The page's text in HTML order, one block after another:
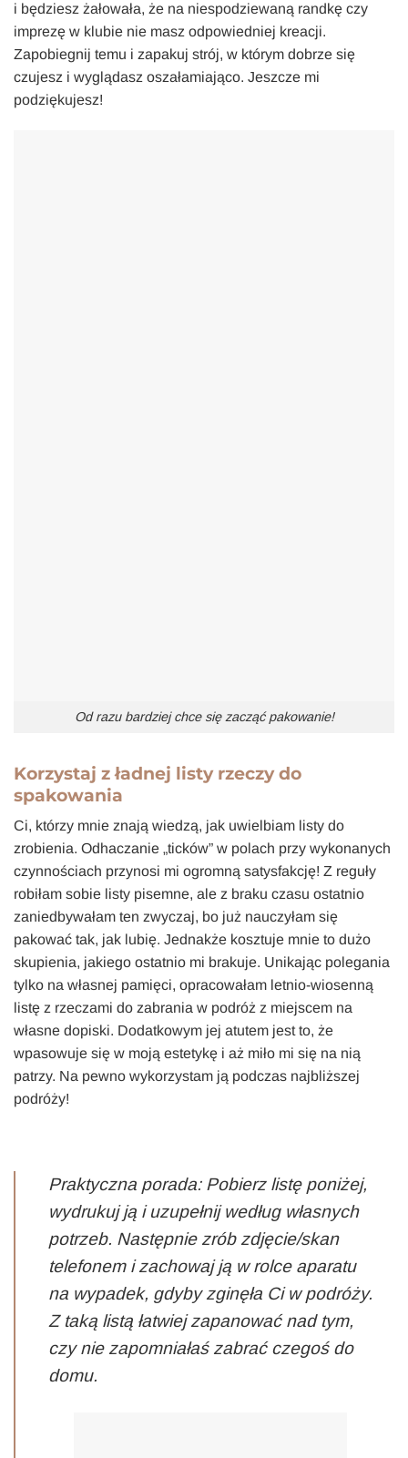
i będziesz żałowała, że na niespodziewaną randkę czy
imprezę w klubie nie masz odpowiedniej kreacji.
Zapobiegnij temu i zapakuj strój, w którym dobrze się
czujesz i wyglądasz oszałamiająco. Jeszcze mi
podziękujesz!
Od razu bardziej chce się zacząć pakowanie!
Korzystaj z ładnej listy rzeczy do
spakowania
Ci, którzy mnie znają wiedzą, jak uwielbiam listy do
zrobienia. Odhaczanie „ticków” w polach przy wykonanych
czynnościach przynosi mi ogromną satysfakcję! Z reguły
robiłam sobie listy pisemne, ale z braku czasu ostatnio
zaniedbywałam ten zwyczaj, bo już nauczyłam się
pakować tak, jak lubię. Jednakże kosztuje mnie to dużo
skupienia, jakiego ostatnio mi brakuje. Unikając polegania
tylko na własnej pamięci, opracowałam letnio-wiosenną
listę z rzeczami do zabrania w podróż z miejscem na
własne dopiski. Dodatkowym jej atutem jest to, że
wpasowuje się w moją estetykę i aż miło mi się na nią
patrzy. Na pewno wykorzystam ją podczas najbliższej
podróży!
Praktyczna porada: Pobierz listę poniżej,
wydrukuj ją i uzupełnij według własnych
potrzeb. Następnie zrób zdjęcie/skan
telefonem i zachowaj ją w rolce aparatu
na wypadek, gdyby zginęła Ci w podróży.
Z taką listą łatwiej zapanować nad tym,
czy nie zapomniałaś zabrać czegoś do
domu.